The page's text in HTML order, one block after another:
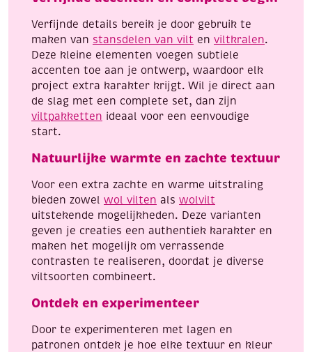
Verfijnde details bereik je door gebruik te
maken van stansdelen van vilt en viltkralen.
Deze kleine elementen voegen subtiele
accenten toe aan je ontwerp, waardoor elk
project extra karakter krijgt. Wil je direct aan
de slag met een complete set, dan zijn
viltpakketten ideaal voor een eenvoudige
start.
Natuurlijke warmte en zachte textuur
Voor een extra zachte en warme uitstraling
bieden zowel wol vilten als wolvilt
uitstekende mogelijkheden. Deze varianten
geven je creaties een authentiek karakter en
maken het mogelijk om verrassende
contrasten te realiseren, doordat je diverse
viltsoorten combineert.
Ontdek en experimenteer
Door te experimenteren met lagen en
patronen ontdek je hoe elke textuur en kleur